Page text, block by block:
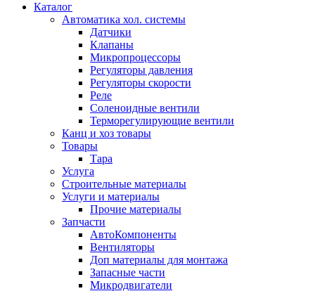
Каталог
Автоматика хол. системы
Датчики
Клапаны
Микропроцессоры
Регуляторы давления
Регуляторы скорости
Реле
Соленоидные вентили
Терморегулирующие вентили
Канц и хоз товары
Товары
Тара
Услуга
Строительные материалы
Услуги и материалы
Прочие материалы
Запчасти
АвтоКомпоненты
Вентиляторы
Доп материалы для монтажа
Запасные части
Микродвигатели